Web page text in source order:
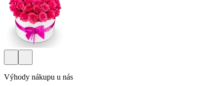
Výhody nákupu u nás